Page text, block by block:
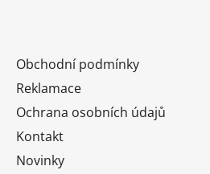
Obchodní podmínky
Reklamace
Ochrana osobních údajů
Kontakt
Novinky